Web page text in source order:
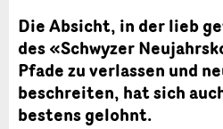
Die Absicht, in der lieb
des «Schwyzer
Pfade zu verlassen und
beschreiten, hat sich
bestens gelohnt.